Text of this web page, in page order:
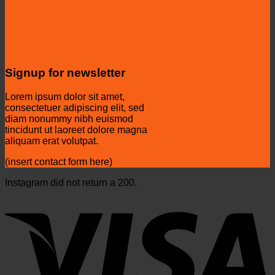
Signup for newsletter
Lorem ipsum dolor sit amet,
consectetuer adipiscing elit, sed
diam nonummy nibh euismod
tincidunt ut laoreet dolore magna
aliquam erat volutpat.
(insert contact form here)
Instagram did not return a 200.